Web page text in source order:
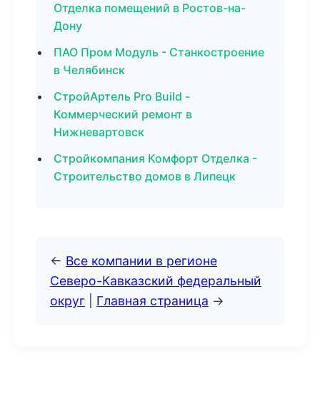
Отделка помещений в Ростов-на-
Дону
ПАО Пром Модуль - Станкостроение
в Челябинск
СтройАртель Pro Build -
Коммерческий ремонт в
Нижневартовск
Стройкомпания Комфорт Отделка -
Строительство домов в Липецк
← Все компании в регионе
Северо-Кавказский федеральный
округ
Главная страница →